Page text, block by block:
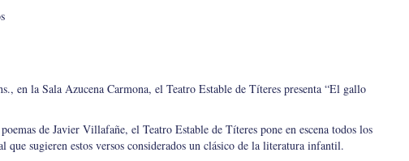
en la Sala Azucena Carmona, el Teatro Estable de Títeres presenta “El gallo
de Javier Villafañe, el Teatro Estable de Títeres pone en escena todos los
que sugieren estos versos considerados un clásico de la literatura infantil.